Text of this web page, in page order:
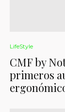
LifeStyle
CMF by
primeros